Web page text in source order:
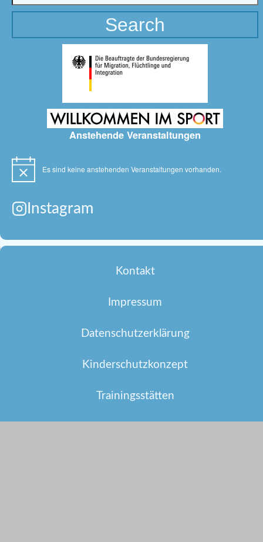
Anstehende Veranstaltungen
Hinweis Es sind keine anstehenden Veranstaltungen vorhanden.
Instagram
Kontakt
Impressum
Datenschutzerklärung
Kinderschutzkonzept
Trainingsstätten